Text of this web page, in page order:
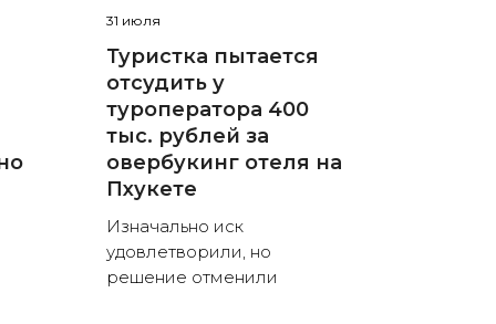
31 июля
Туристка пытается
отсудить у
туроператора 400
тыс. рублей за
овербукинг отеля на
Пхукете
Изначально иск
удовлетворили, но
решение отменили